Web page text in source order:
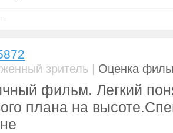
зритель | Оценка
фильм. Легкий
плана на